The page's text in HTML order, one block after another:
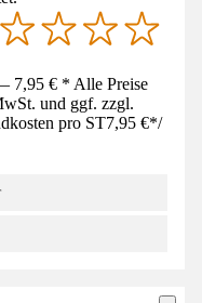
7,95 € * Alle Preise
und ggf. zzgl.
pro ST7,95 €*/